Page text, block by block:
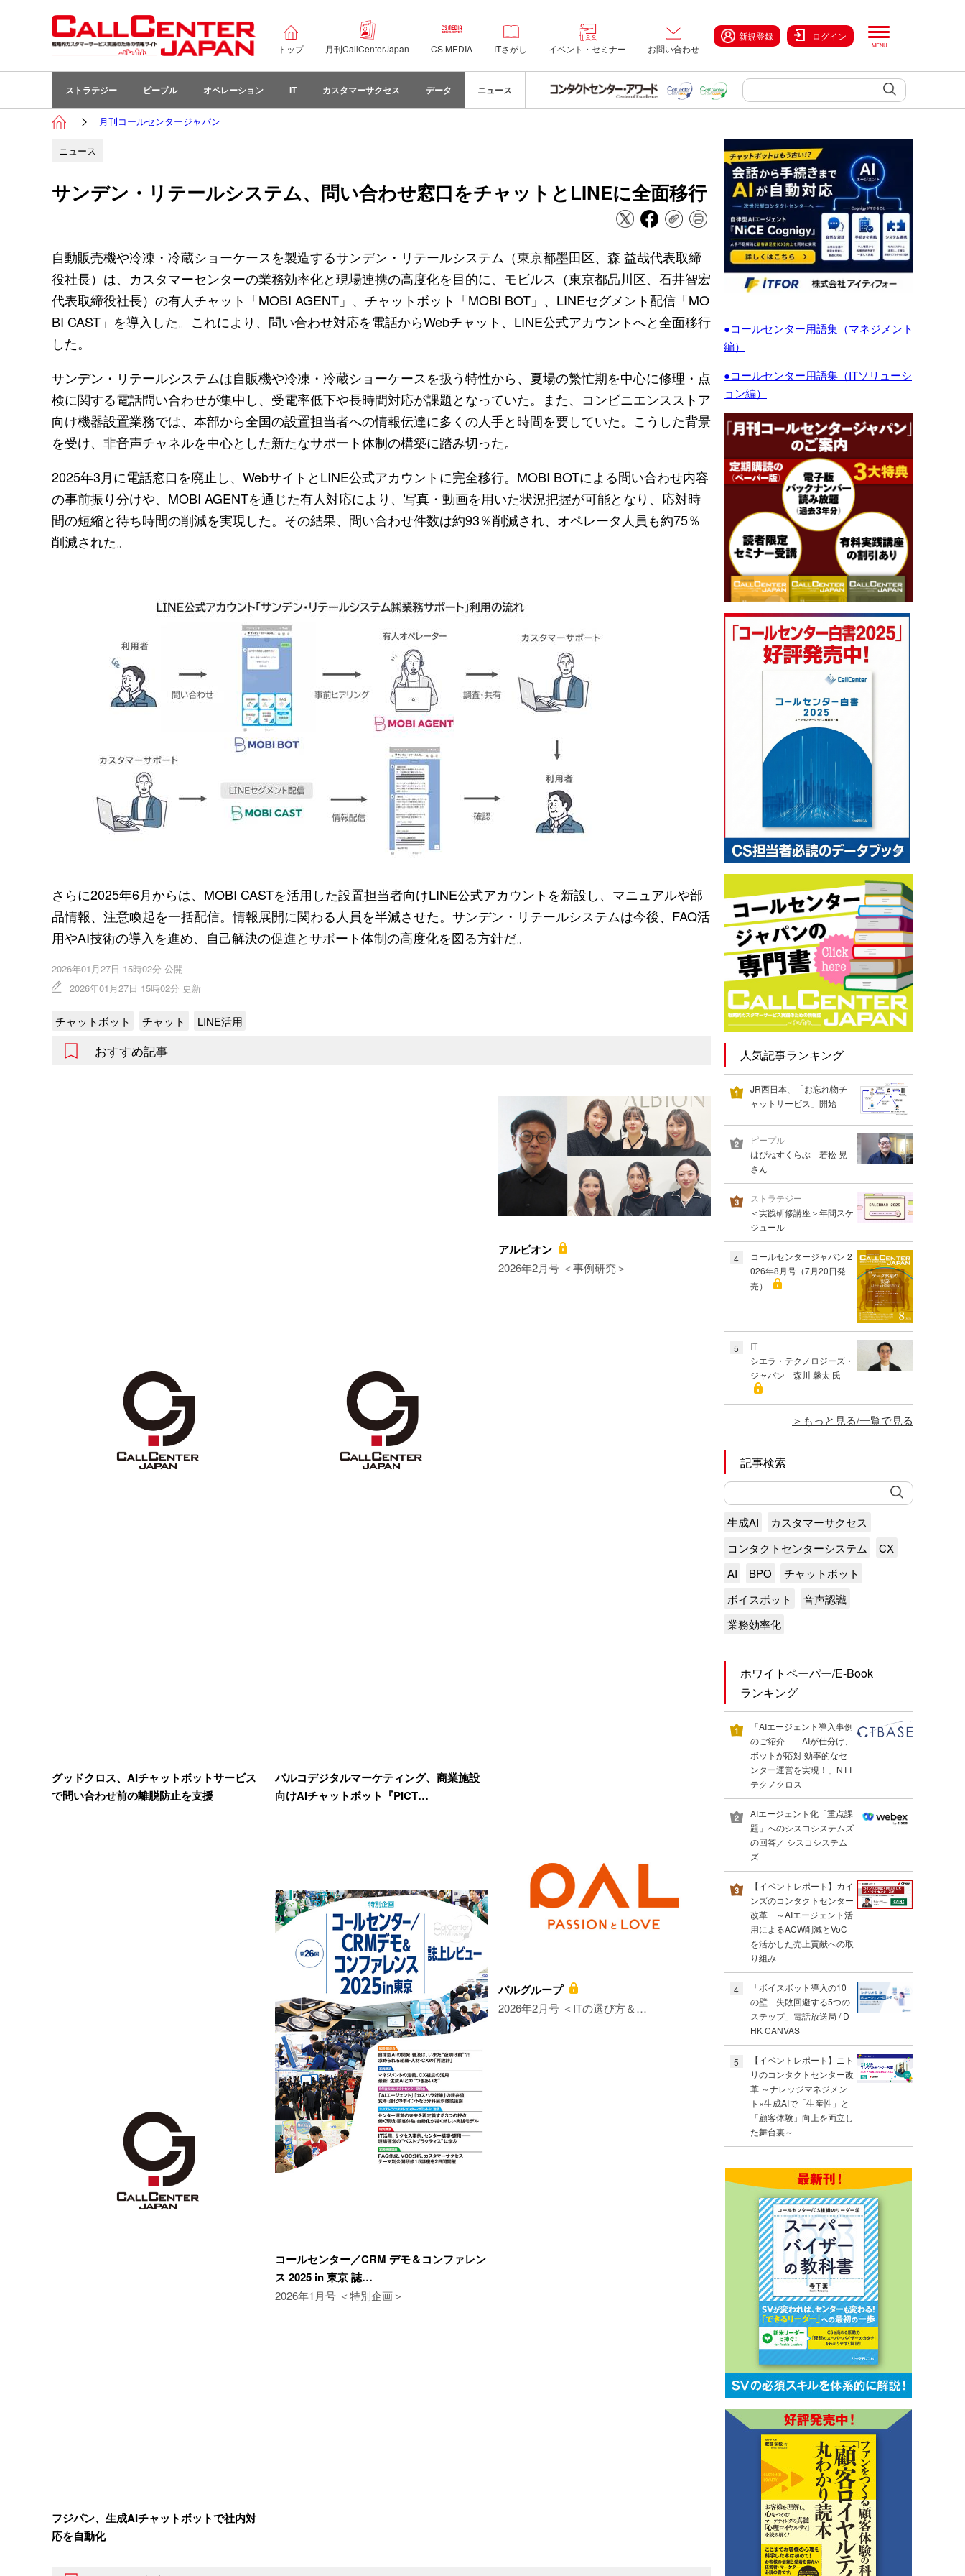
トップ 月刊CallCenterJapan CS MEDIA ITさがし イベント・セミナー お問い合わせ
新規登録 ログイン
ストラテジー ピープル オペレーション IT カスタマーサクセス データ ニュース
月刊コールセンタージャパン
ニュース
サンデン・リテールシステム、問い合わせ窓口をチャットとLINEに全面移行
自動販売機や冷凍・冷蔵ショーケースを製造するサンデン・リテールシステム（東京都墨田区、森 益哉代表取締
役社長）は、カスタマーセンターの業務効率化と現場連携の高度化を目的に、モビルス（東京都品川区、石井智宏
代表取締役社長）の有人チャット「MOBI AGENT」、チャットボット「MOBI BOT」、LINEセグメント配信「MO
BI CAST」を導入した。これにより、問い合わせ対応を電話からWebチャット、LINE公式アカウントへと全面移行
した。
サンデン・リテールシステムは自販機や冷凍・冷蔵ショーケースを扱う特性から、夏場の繁忙期を中心に修理・点
検に関する電話問い合わせが集中し、受電率低下や長時間対応が課題となっていた。また、コンビニエンスストア
向け機器設置業務では、本部から全国の設置担当者への情報伝達に多くの人手と時間を要していた。こうした背景
を受け、非音声チャネルを中心とした新たなサポート体制の構築に踏み切った。
2025年3月に電話窓口を廃止し、WebサイトとLINE公式アカウントに完全移行。MOBI BOTによる問い合わせ内容
の事前振り分けや、MOBI AGENTを通じた有人対応により、写真・動画を用いた状況把握が可能となり、応対時
間の短縮と待ち時間の削減を実現した。その結果、問い合わせ件数は約93％削減され、オペレータ人員も約75％
削減された。
さらに2025年6月からは、MOBI CASTを活用した設置担当者向けLINE公式アカウントを新設し、マニュアルや部
品情報、注意喚起を一括配信。情報展開に関わる人員を半減させた。サンデン・リテールシステムは今後、FAQ活
用やAI技術の導入を進め、自己解決の促進とサポート体制の高度化を図る方針だ。
2026年01月27日 15時02分 公開
2026年01月27日 15時02分 更新
チャットボット チャット LINE活用
おすすめ記事
グッドクロス、AIチャットボットサービス
で問い合わせ前の離脱防止を支援
パルコデジタルマーケティング、商業施設
向けAIチャットボット『PICT…
アルビオン
2026年2月号 ＜事例研究＞
フジパン、生成AIチャットボットで社内対
応を自動化
コールセンター／CRM デモ＆コンファレン
ス 2025 in 東京 誌…
2026年1月号 ＜特別企画＞
パルグループ
2026年2月号 ＜ITの選び方＆…
●コールセンター用語集（マネジメント
編）
●コールセンター用語集（ITソリューシ
ョン編）
人気記事ランキング
JR西日本、「お忘れ物チ
ャットサービス」開始
ピープル
はぴねすくらぶ 若松 晃
さん
ストラテジー
＜実践研修講座＞年間スケ
ジュール
4
コールセンタージャパン 2
026年8月号（7月20日発
売）
5
IT
シエラ・テクノロジーズ・
ジャパン 森川 馨太 氏
もっと見る/一覧で見る
記事検索
生成AI
カスタマーサクセス
コンタクトセンターシステム
CX
AI
BPO
チャットボット
ボイスボット
音声認識
業務効率化
ホワイトペーパー/E-Book
ランキング
「AIエージェント導入事例
のご紹介――AIが仕分け、
ボットが応対 効率的なセ
ンター運営を実現！」NTT
テクノクロス
AIエージェント化「重点課
題」へのシスコシステムズ
の回答／ シスコシステム
ズ
【イベントレポート】カイ
ンズのコンタクトセンター
改革 ～AIエージェント活
用によるACW削減とVoC
を活かした売上貢献への取
り組み
4
「ボイスボット導入の10
の壁 失敗回避する5つの
ステップ」電話放送局 / D
HK CANVAS
5
【イベントレポート】ニト
リのコンタクトセンター改
革 ～ナレッジマネジメン
ト×生成AIで「生産性」と
「顧客体験」向上を両立し
た舞台裏～